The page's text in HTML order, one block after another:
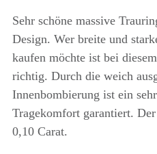
Sehr schöne massive
Design. Wer breite und
kaufen möchte ist bei
richtig. Durch die weich
Innenbombierung ist ein
Tragekomfort garantiert.
0,10 Carat.